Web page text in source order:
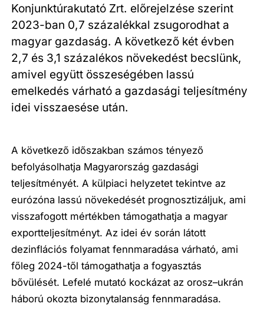
Konjunktúrakutató Zrt. előrejelzése szerint
2023-ban 0,7 százalékkal zsugorodhat a
magyar gazdaság. A következő két évben
2,7 és 3,1 százalékos növekedést becslünk,
amivel együtt összeségében lassú
emelkedés várható a gazdasági teljesítmény
idei visszaesése után.
A következő időszakban számos tényező
befolyásolhatja Magyarország gazdasági
teljesítményét. A külpiaci helyzetet tekintve az
eurózóna lassú növekedését prognosztizáljuk, ami
visszafogott mértékben támogathatja a magyar
exportteljesítményt. Az idei év során látott
dezinflációs folyamat fennmaradása várható, ami
főleg 2024-től támogathatja a fogyasztás
bővülését. Lefelé mutató kockázat az orosz–ukrán
háború okozta bizonytalanság fennmaradása.